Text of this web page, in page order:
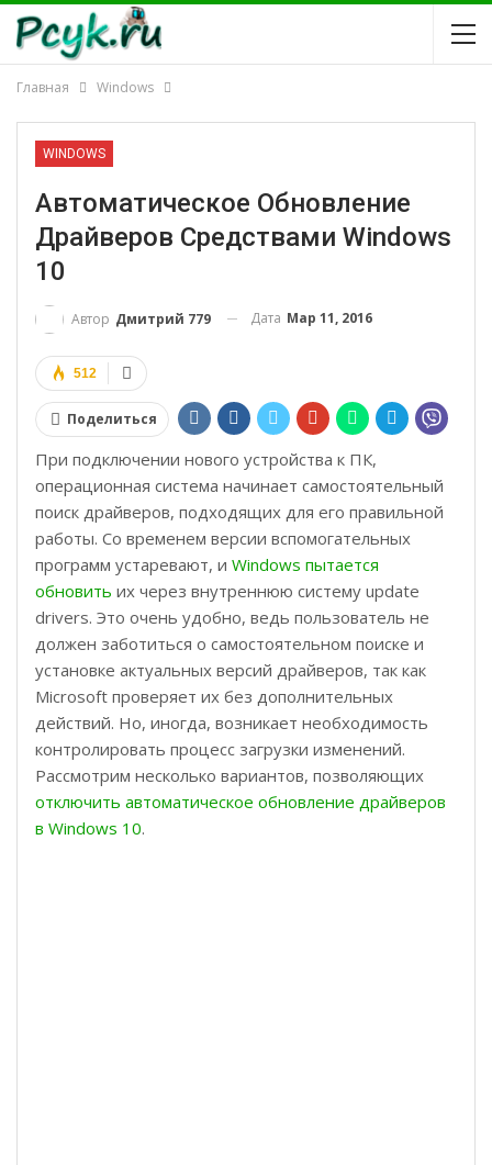
Главная Windows
WINDOWS
Автоматическое Обновление
Драйверов Средствами Windows
10
Автор Дмитрий 779 Дата Мар 11, 2016
512
Поделиться
При подключении нового устройства к ПК,
операционная система начинает самостоятельный
поиск драйверов, подходящих для его правильной
работы. Со временем версии вспомогательных
программ устаревают, и Windows пытается
обновить их через внутреннюю систему update
drivers. Это очень удобно, ведь пользователь не
должен заботиться о самостоятельном поиске и
установке актуальных версий драйверов, так как
Microsoft проверяет их без дополнительных
действий. Но, иногда, возникает необходимость
контролировать процесс загрузки изменений.
Рассмотрим несколько вариантов, позволяющих
отключить автоматическое обновление драйверов
в Windows 10.